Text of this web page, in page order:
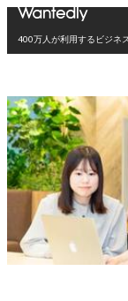
400万人が利用するビジネ